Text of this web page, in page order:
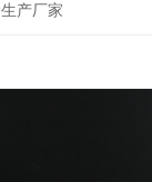
生产厂家